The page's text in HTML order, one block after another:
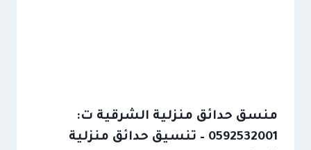
منسق حدائق منزلية الشرقية ت:
0592532001 – تنسيق حدائق منزلية